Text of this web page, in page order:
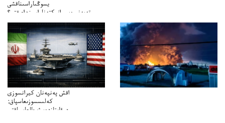
يسوڭىاراسىناقشى
تەپەنىرەسيرانىكتەناراسىنداعىقتى؟
تەكەتىرەسنەلىكتەنقايتاۋشىقتى؟
اقش پەنپەنان كيرانسوزى
كەلىسسوزىعاسپاق:
دوقايتازدەسۋىجالعاسپاقتى